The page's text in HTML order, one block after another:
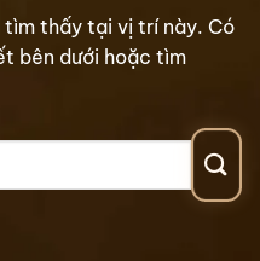
tìm thấy tại vị trí này. Có
bên dưới hoặc tìm